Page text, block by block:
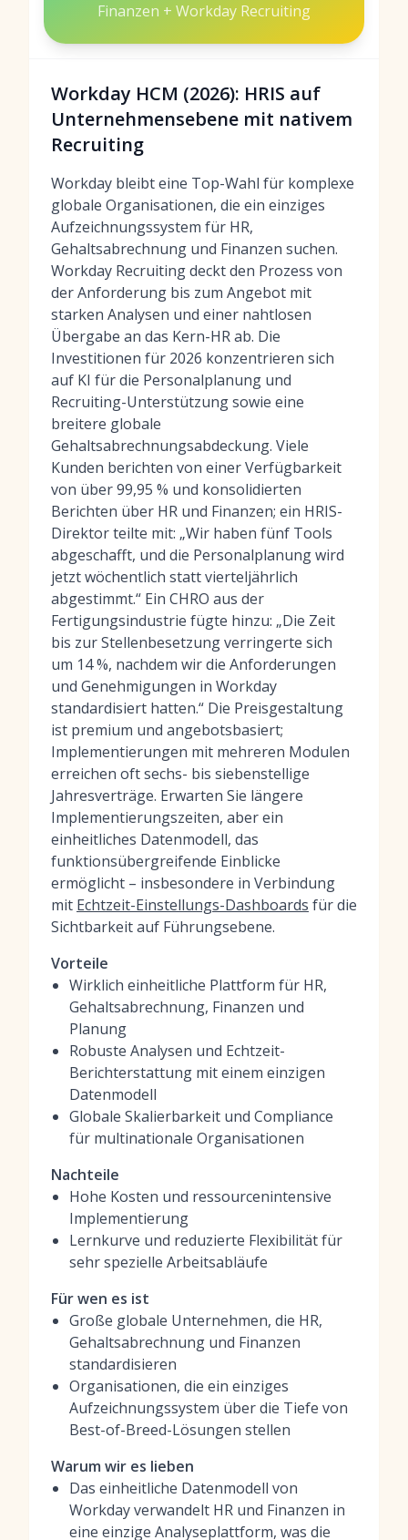
Finanzen + Workday Recruiting
Workday HCM (2026): HRIS auf
Unternehmensebene mit nativem
Recruiting
Workday bleibt eine Top-Wahl für komplexe
globale Organisationen, die ein einziges
Aufzeichnungssystem für HR,
Gehaltsabrechnung und Finanzen suchen.
Workday Recruiting deckt den Prozess von
der Anforderung bis zum Angebot mit
starken Analysen und einer nahtlosen
Übergabe an das Kern-HR ab. Die
Investitionen für 2026 konzentrieren sich
auf KI für die Personalplanung und
Recruiting-Unterstützung sowie eine
breitere globale
Gehaltsabrechnungsabdeckung. Viele
Kunden berichten von einer Verfügbarkeit
von über 99,95 % und konsolidierten
Berichten über HR und Finanzen; ein HRIS-
Direktor teilte mit: „Wir haben fünf Tools
abgeschafft, und die Personalplanung wird
jetzt wöchentlich statt vierteljährlich
abgestimmt.“ Ein CHRO aus der
Fertigungsindustrie fügte hinzu: „Die Zeit
bis zur Stellenbesetzung verringerte sich
um 14 %, nachdem wir die Anforderungen
und Genehmigungen in Workday
standardisiert hatten.“ Die Preisgestaltung
ist premium und angebotsbasiert;
Implementierungen mit mehreren Modulen
erreichen oft sechs- bis siebenstellige
Jahresverträge. Erwarten Sie längere
Implementierungszeiten, aber ein
einheitliches Datenmodell, das
funktionsübergreifende Einblicke
ermöglicht – insbesondere in Verbindung
mit Echtzeit-Einstellungs-Dashboards für die
Sichtbarkeit auf Führungsebene.
Vorteile
Wirklich einheitliche Plattform für HR,
Gehaltsabrechnung, Finanzen und
Planung
Robuste Analysen und Echtzeit-
Berichterstattung mit einem einzigen
Datenmodell
Globale Skalierbarkeit und Compliance
für multinationale Organisationen
Nachteile
Hohe Kosten und ressourcenintensive
Implementierung
Lernkurve und reduzierte Flexibilität für
sehr spezielle Arbeitsabläufe
Für wen es ist
Große globale Unternehmen, die HR,
Gehaltsabrechnung und Finanzen
standardisieren
Organisationen, die ein einziges
Aufzeichnungssystem über die Tiefe von
Best-of-Breed-Lösungen stellen
Warum wir es lieben
Das einheitliche Datenmodell von
Workday verwandelt HR und Finanzen in
eine einzige Analyseplattform, was die